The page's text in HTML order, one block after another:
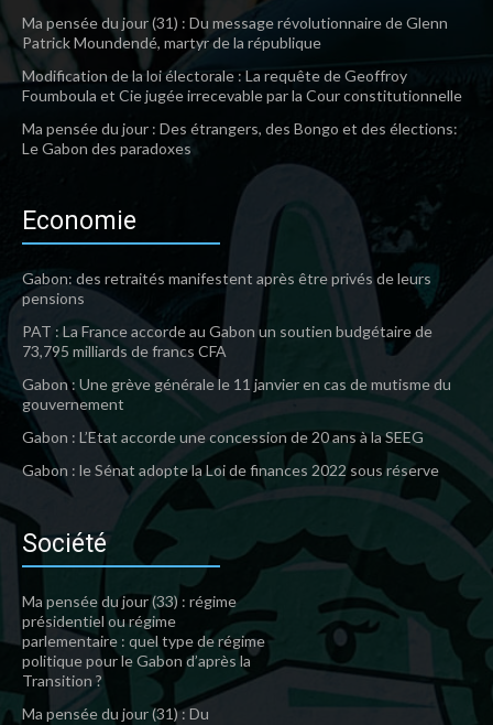
Ma pensée du jour (31) : Du message révolutionnaire de Glenn
Patrick Moundendé, martyr de la république
Modification de la loi électorale : La requête de Geoffroy
Foumboula et Cie jugée irrecevable par la Cour constitutionnelle
Ma pensée du jour : Des étrangers, des Bongo et des élections:
Le Gabon des paradoxes
Economie
Gabon: des retraités manifestent après être privés de leurs
pensions
PAT : La France accorde au Gabon un soutien budgétaire de
73,795 milliards de francs CFA
Gabon : Une grève générale le 11 janvier en cas de mutisme du
gouvernement
Gabon : L’Etat accorde une concession de 20 ans à la SEEG
Gabon : le Sénat adopte la Loi de finances 2022 sous réserve
Société
Ma pensée du jour (33) : régime
présidentiel ou régime
parlementaire : quel type de régime
politique pour le Gabon d’après la
Transition ?
Ma pensée du jour (31) : Du